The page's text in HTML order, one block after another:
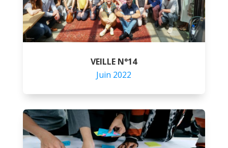
VEILLE N°14
Juin 2022